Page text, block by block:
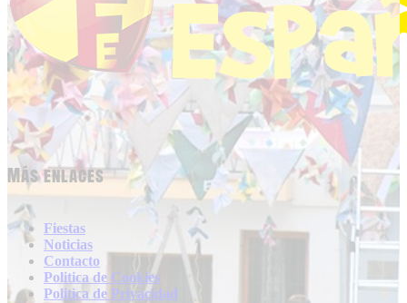
Más enlaces
Fiestas
Noticias
Contacto
Politica de Cookies
Politica de Privacidad